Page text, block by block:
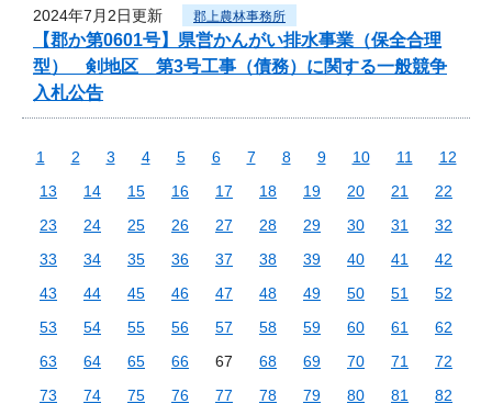
2024年7月2日更新 郡上農林事務所
【郡か第0601号】県営かんがい排水事業（保全合理
型） 剣地区 第3号工事（債務）に関する一般競争
入札公告
1 2 3 4 5 6 7 8 9 10 11
12
13
14 15 16 17 18 19 20 21
22
23
24 25 26 27 28 29 30 31
32
33
34 35 36 37 38 39 40 41
42
43
44 45 46 47 48 49 50 51
52
53
54 55 56 57 58 59 60 61
62
63
64 65 66 67 68 69 70 71
72
73
74 75 76 77 78 79 80 81
82